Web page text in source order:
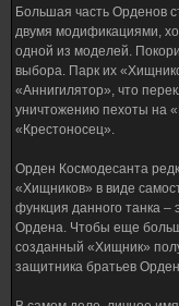
Большая часть Орденов
двумя модификациями,
одной из моделей.
выбора. Парк их
«Аннигилятор», что
уничтожению пехоты на
«Крестоносец».
Орден Космодесанта
«Хищников» в виде
функция данного танка –
Ордена. Чтобы еще
созданный «Хищник»
защитника братьев